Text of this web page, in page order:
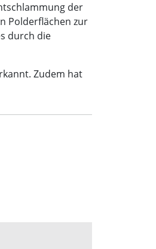
der
Polderflächen zur
durch die
Zudem hat